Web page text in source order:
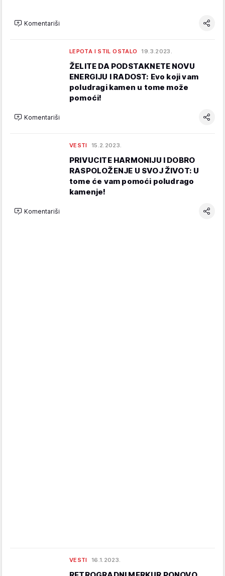
Komentariši
LEPOTA I STIL OSTALO 19.3.2023.
ŽELITE DA PODSTAKNETE NOVU
ENERGIJU I RADOST: Evo koji vam
poludragi kamen u tome može
pomoći!
Komentariši
VESTI 15.2.2023.
PRIVUCITE HARMONIJU I DOBRO
RASPOLOŽENJE U SVOJ ŽIVOT: U
tome će vam pomoći poludrago
kamenje!
Komentariši
VESTI 16.1.2023.